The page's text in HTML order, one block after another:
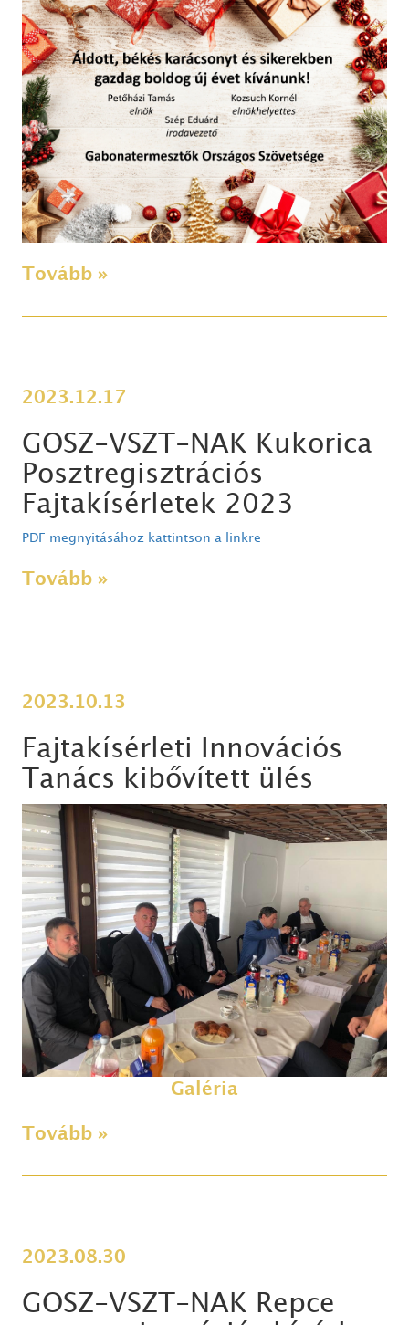
Tovább »
2023.12.17
GOSZ-VSZT-NAK Kukorica
Posztregisztrációs
Fajtakísérletek 2023
PDF megnyitásához kattintson a linkre
Tovább »
2023.10.13
Fajtakísérleti Innovációs
Tanács kibővített ülés
Galéria
Tovább »
2023.08.30
GOSZ-VSZT-NAK Repce